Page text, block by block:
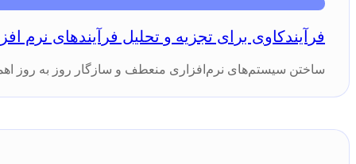
فرآیندکاوی برای تجزیه و تحلیل فرآیندهای نرم
ساختن سیستم‌های نرم‌افزاری منعطف و سازگار روز به روز